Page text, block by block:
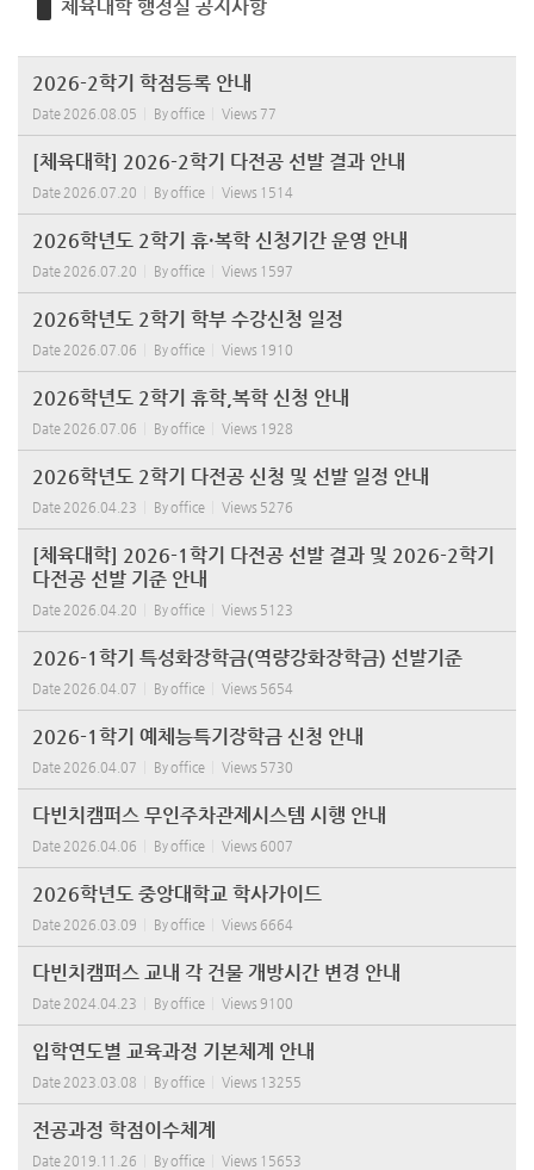
체육대학 행정실 공지사항
2026-2학기 학점등록 안내
Date 2026.08.05 Byoffice Views 77
[체육대학] 2026-2학기 다전공 선발 결과 안내
Date 2026.07.20 Byoffice Views 1514
2026학년도 2학기 휴·복학 신청기간 운영 안내
Date 2026.07.20 Byoffice Views 1597
2026학년도 2학기 학부 수강신청 일정
Date 2026.07.06 Byoffice Views 1910
2026학년도 2학기 휴학,복학 신청 안내
Date 2026.07.06 Byoffice Views 1928
2026학년도 2학기 다전공 신청 및 선발 일정 안내
Date 2026.04.23 Byoffice Views 5276
[체육대학] 2026-1학기 다전공 선발 결과 및 2026-2학기
다전공 선발 기준 안내
Date 2026.04.20 Byoffice Views 5123
2026-1학기 특성화장학금(역량강화장학금) 선발기준
Date 2026.04.07 Byoffice Views 5654
2026-1학기 예체능특기장학금 신청 안내
Date 2026.04.07 Byoffice Views 5730
다빈치캠퍼스 무인주차관제시스템 시행 안내
Date 2026.04.06 Byoffice Views 6007
2026학년도 중앙대학교 학사가이드
Date 2026.03.09 Byoffice Views 6664
다빈치캠퍼스 교내 각 건물 개방시간 변경 안내
Date 2024.04.23 Byoffice Views 9100
입학연도별 교육과정 기본체계 안내
Date 2023.03.08 Byoffice Views 13255
전공과정 학점이수체계
Date 2019.11.26 Byoffice Views 15653